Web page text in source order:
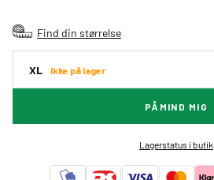
Find din størrelse
XL Ikke på lager
PÅMIND MIG
Lagerstatus i butik